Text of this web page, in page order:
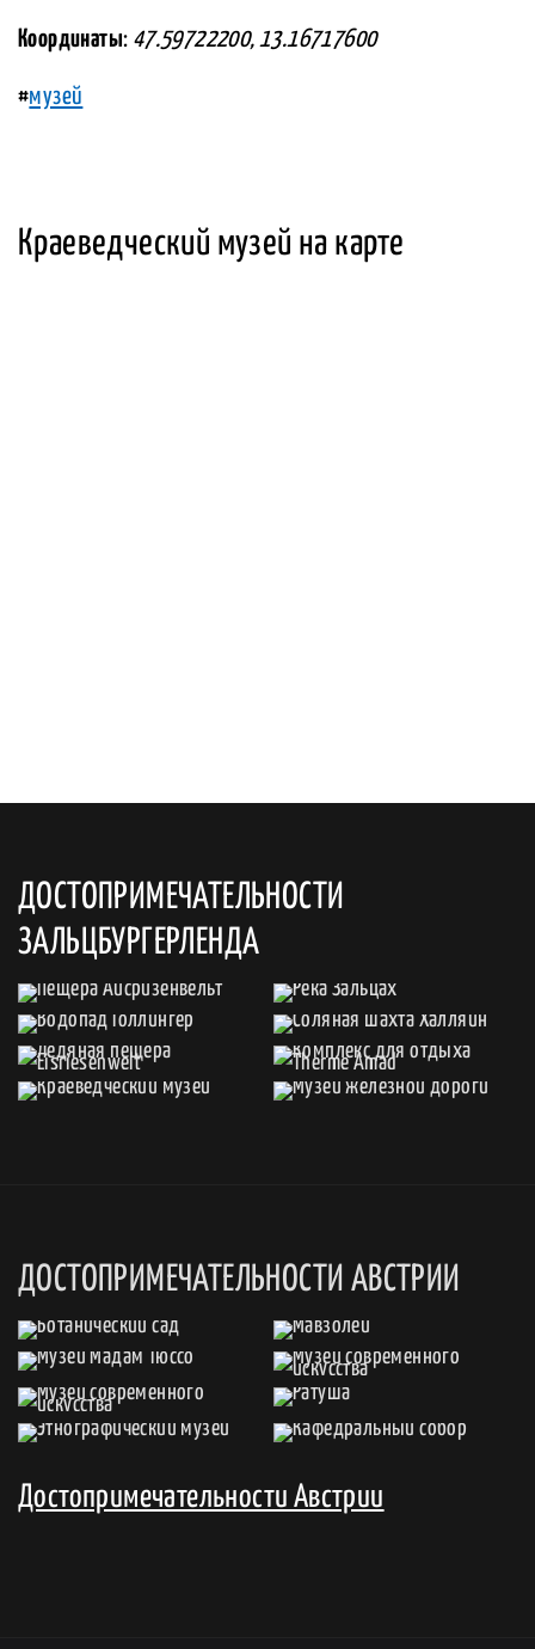
Координаты: 47.59722200, 13.16717600
#музей
Краеведческий музей на карте
ДОСТОПРИМЕЧАТЕЛЬНОСТИ
ЗАЛЬЦБУРГЕРЛЕНДА
ДОСТОПРИМЕЧАТЕЛЬНОСТИ АВСТРИИ
Достопримечательности Австрии